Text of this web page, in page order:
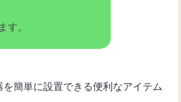
。
簡単に設置できる便利なアイテム